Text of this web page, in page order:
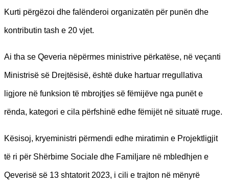
Kurti përgëzoi dhe falënderoi organizatën për punën dhe
kontributin tash e 20 vjet.
Ai tha se Qeveria nëpërmes ministrive përkatëse, në veçanti
Ministrisë së Drejtësisë, është duke hartuar rregullativa
ligjore në funksion të mbrojtjes së fëmijëve nga punët e
rënda, kategori e cila përfshinë edhe fëmijët në situatë rruge.
Kësisoj, kryeministri përmendi edhe miratimin e Projektligjit
të ri për Shërbime Sociale dhe Familjare në mbledhjen e
Qeverisë së 13 shtatorit 2023, i cili e trajton në mënyrë